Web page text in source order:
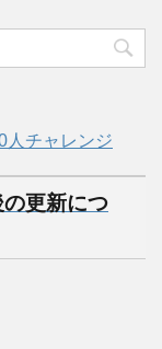
人チャレンジ
更新につ